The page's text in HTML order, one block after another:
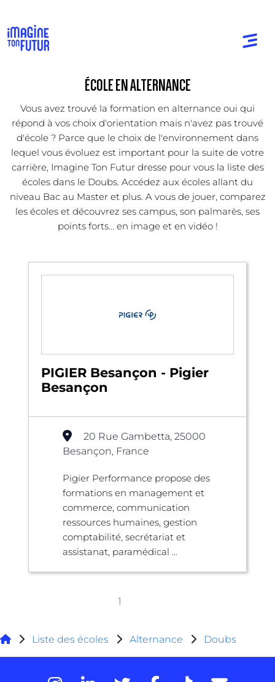
ÉCOLE EN ALTERNANCE
Vous avez trouvé la formation en alternance oui qui
répond à vos choix d'orientation mais n'avez pas trouvé
d'école ? Parce que le choix de l'environnement dans
lequel vous évoluez est important pour la suite de votre
carrière, Imagine Ton Futur dresse pour vous la liste des
écoles dans le Doubs. Accédez aux écoles allant du
niveau Bac au Master et plus. A vous de jouer, comparez
les écoles et découvrez ses campus, son palmarès, ses
points forts... en image et en vidéo !
PIGIER Besançon - Pigier
Besançon
20 Rue Gambetta, 25000
Besançon, France
Pigier Performance propose des
formations en management et
commerce, communication
ressources humaines, gestion
comptabilité, secrétariat et
assistanat, paramédical ...
1
Liste des écoles Alternance Doubs